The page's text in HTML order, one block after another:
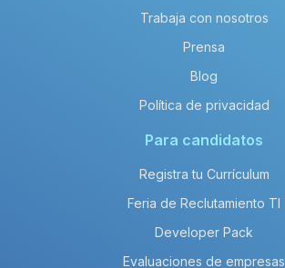
Trabaja con nosotros
Prensa
Blog
Política de privacidad
Para candidatos
Registra tu Currículum
Feria de Reclutamiento TI
Developer Pack
Evaluaciones de empresas